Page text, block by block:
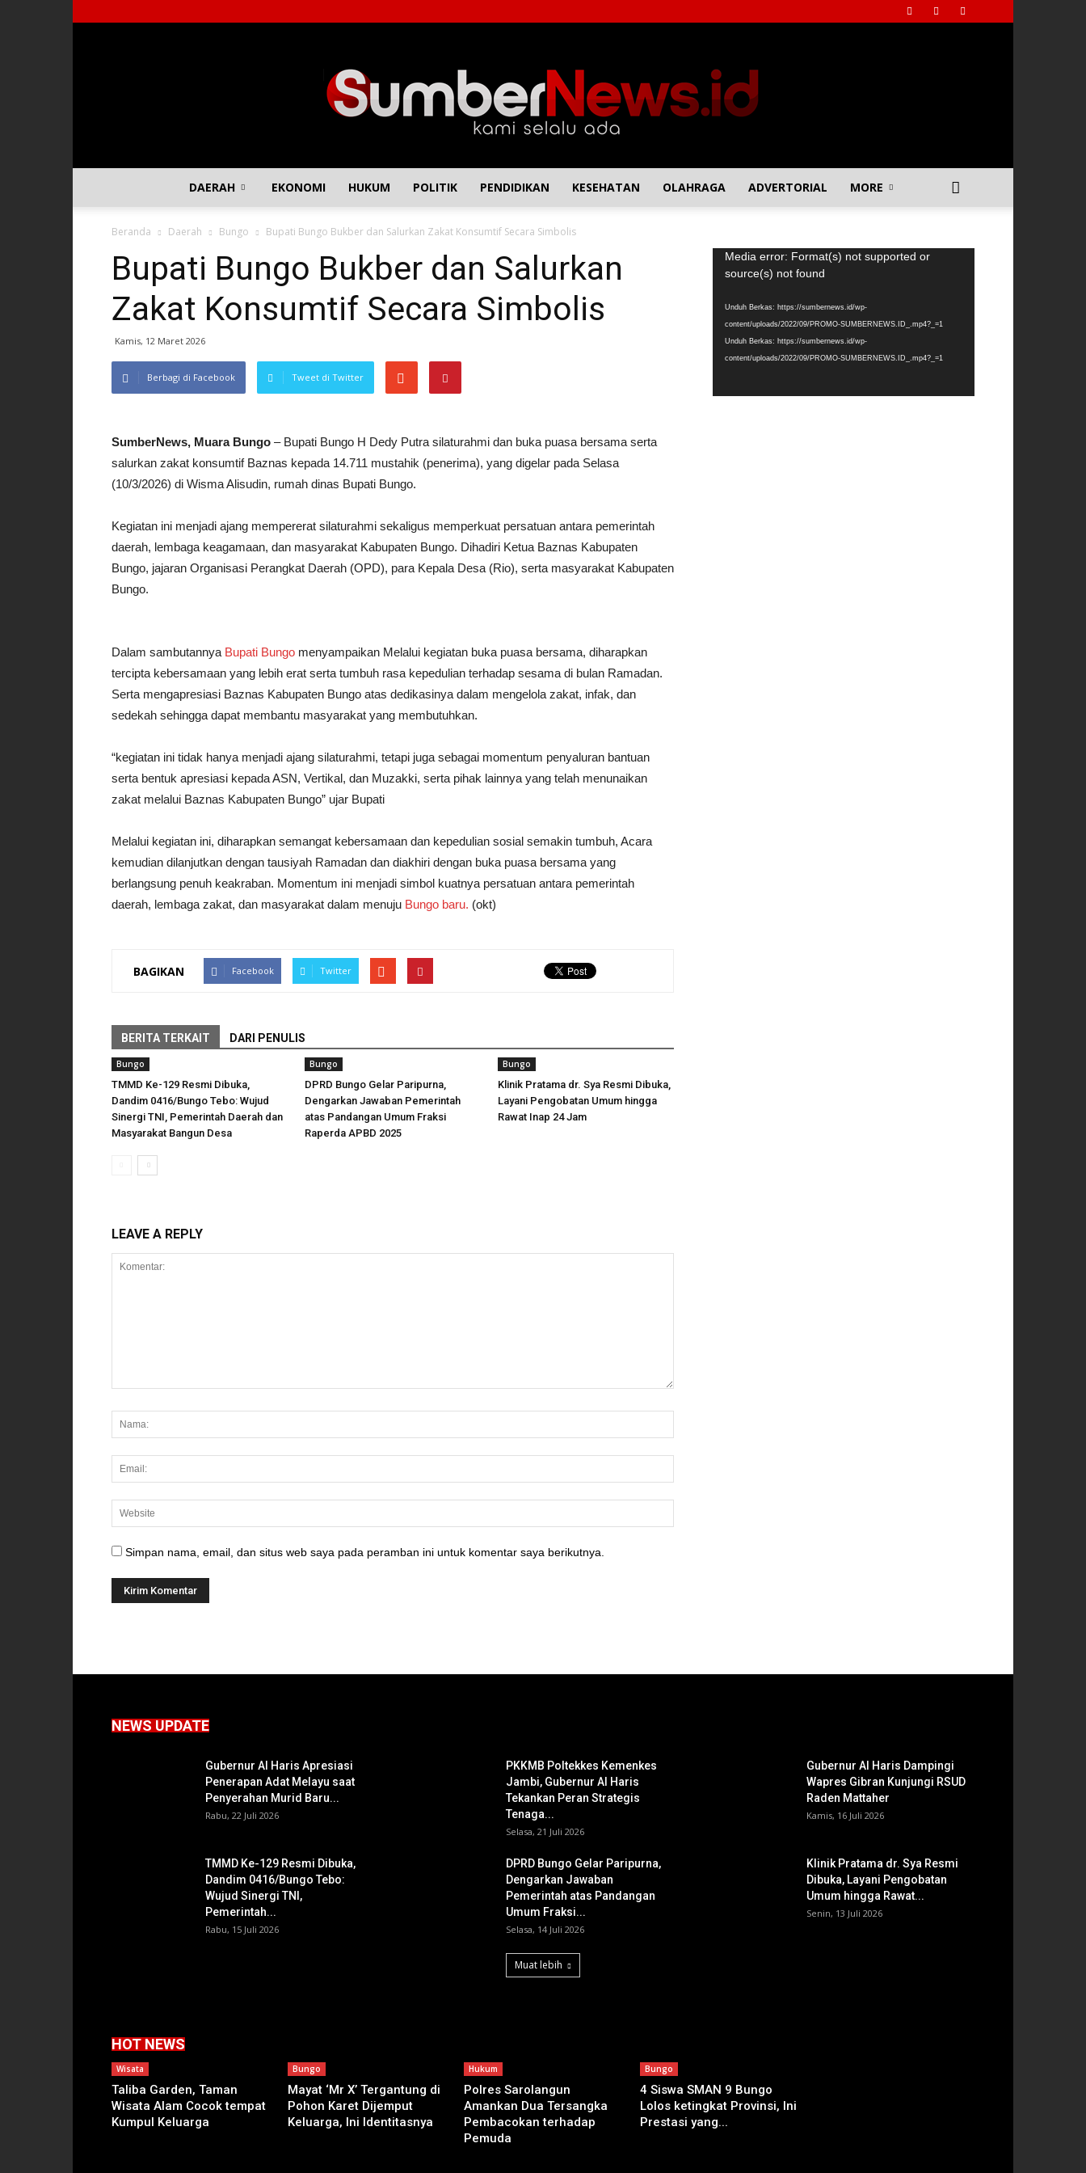
DAERAH EKONOMI HUKUM POLITIK PENDIDIKAN KESEHATAN OLAHRAGA ADVERTORIAL MORE
Beranda Daerah Bungo Bupati Bungo Bukber dan Salurkan Zakat Konsumtif Secara Simbolis
Bupati Bungo Bukber dan Salurkan
Zakat Konsumtif Secara Simbolis
Kamis, 12 Maret 2026
Berbagi di Facebook Tweet di Twitter
SumberNews, Muara Bungo – Bupati Bungo H Dedy Putra silaturahmi dan buka puasa bersama serta
salurkan zakat konsumtif Baznas kepada 14.711 mustahik (penerima), yang digelar pada Selasa
(10/3/2026) di Wisma Alisudin, rumah dinas Bupati Bungo.
Kegiatan ini menjadi ajang mempererat silaturahmi sekaligus memperkuat persatuan antara pemerintah
daerah, lembaga keagamaan, dan masyarakat Kabupaten Bungo. Dihadiri Ketua Baznas Kabupaten
Bungo, jajaran Organisasi Perangkat Daerah (OPD), para Kepala Desa (Rio), serta masyarakat Kabupaten
Bungo.
Dalam sambutannya Bupati Bungo menyampaikan Melalui kegiatan buka puasa bersama, diharapkan
tercipta kebersamaan yang lebih erat serta tumbuh rasa kepedulian terhadap sesama di bulan Ramadan.
Serta mengapresiasi Baznas Kabupaten Bungo atas dedikasinya dalam mengelola zakat, infak, dan
sedekah sehingga dapat membantu masyarakat yang membutuhkan.
“kegiatan ini tidak hanya menjadi ajang silaturahmi, tetapi juga sebagai momentum penyaluran bantuan
serta bentuk apresiasi kepada ASN, Vertikal, dan Muzakki, serta pihak lainnya yang telah menunaikan
zakat melalui Baznas Kabupaten Bungo” ujar Bupati
Melalui kegiatan ini, diharapkan semangat kebersamaan dan kepedulian sosial semakin tumbuh, Acara
kemudian dilanjutkan dengan tausiyah Ramadan dan diakhiri dengan buka puasa bersama yang
berlangsung penuh keakraban. Momentum ini menjadi simbol kuatnya persatuan antara pemerintah
daerah, lembaga zakat, dan masyarakat dalam menuju Bungo baru. (okt)
BAGIKAN Facebook Twitter
BERITA TERKAIT DARI PENULIS
Bungo
TMMD Ke-129 Resmi Dibuka,
Dandim 0416/Bungo Tebo: Wujud
Sinergi TNI, Pemerintah Daerah dan
Masyarakat Bangun Desa
Bungo
DPRD Bungo Gelar Paripurna,
Dengarkan Jawaban Pemerintah
atas Pandangan Umum Fraksi
Raperda APBD 2025
Bungo
Klinik Pratama dr. Sya Resmi Dibuka,
Layani Pengobatan Umum hingga
Rawat Inap 24 Jam
LEAVE A REPLY
Simpan nama, email, dan situs web saya pada peramban ini untuk komentar saya berikutnya.
Pemutar
Video
Media error: Format(s) not supported or
source(s) not found
Unduh Berkas: https://sumbernews.id/wp-
content/uploads/2022/09/PROMO-SUMBERNEWS.ID_.mp4?_=1
Unduh Berkas: https://sumbernews.id/wp-
content/uploads/2022/09/PROMO-SUMBERNEWS.ID_.mp4?_=1
NEWS UPDATE
Gubernur Al Haris Apresiasi
Penerapan Adat Melayu saat
Penyerahan Murid Baru...
Rabu, 22 Juli 2026
PKKMB Poltekkes Kemenkes
Jambi, Gubernur Al Haris
Tekankan Peran Strategis
Tenaga...
Selasa, 21 Juli 2026
Gubernur Al Haris Dampingi
Wapres Gibran Kunjungi RSUD
Raden Mattaher
Kamis, 16 Juli 2026
TMMD Ke-129 Resmi Dibuka,
Dandim 0416/Bungo Tebo:
Wujud Sinergi TNI,
Pemerintah...
Rabu, 15 Juli 2026
DPRD Bungo Gelar Paripurna,
Dengarkan Jawaban
Pemerintah atas Pandangan
Umum Fraksi...
Selasa, 14 Juli 2026
Klinik Pratama dr. Sya Resmi
Dibuka, Layani Pengobatan
Umum hingga Rawat...
Senin, 13 Juli 2026
Muat lebih
HOT NEWS
Wisata
Taliba Garden, Taman
Wisata Alam Cocok tempat
Kumpul Keluarga
Bungo
Mayat ‘Mr X’ Tergantung di
Pohon Karet Dijemput
Keluarga, Ini Identitasnya
Hukum
Polres Sarolangun
Amankan Dua Tersangka
Pembacokan terhadap
Pemuda
Bungo
4 Siswa SMAN 9 Bungo
Lolos ketingkat Provinsi, Ini
Prestasi yang...